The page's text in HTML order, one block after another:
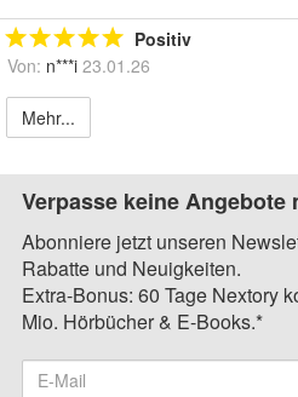
Positiv
Von: n***i 23.01.26
Mehr...
Verpasse keine Angebote
Abonniere jetzt unseren
Rabatte und Neuigkeiten.
Extra-Bonus: 60 Tage Nextory
Mio. Hörbücher & E-Books.*